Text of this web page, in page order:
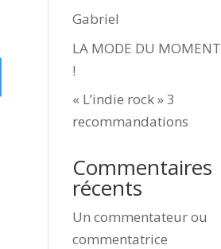
Gabriel
LA MODE DU MOMENT
!
« L’indie rock » 3
recommandations
Commentaires
récents
Un commentateur ou
commentatrice